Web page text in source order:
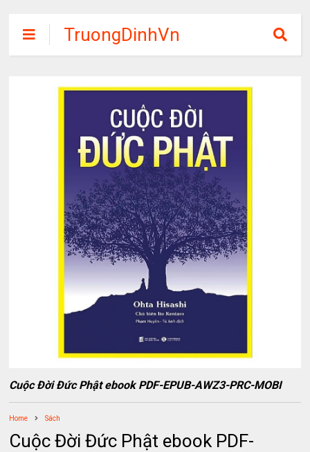
TruongDinhVn
Chia sẽ ebook,
phần mềm học
tập miễn phí
Cuộc Đời Đức Phật ebook PDF-EPUB-AWZ3-PRC-MOBI
Home Sách
Cuộc Đời Đức Phật ebook PDF-